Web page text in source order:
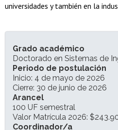
universidades y también en la
INFORMACIÓN DEL
Grado académico
Doctorado en Sistemas de
Periodo de postulación
Inicio: 4 de mayo de 2026
Cierre: 30 de junio de 2026
Arancel
100 UF semestral
Valor Matrícula 2026:
Coordinador/a